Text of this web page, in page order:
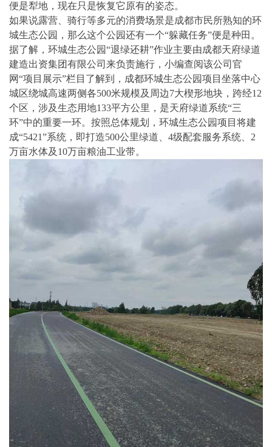
便是犁地，现在只是恢复它原有的姿态。
如果说露营、骑行等多元的消费场景是成都市民所熟知的环
城生态公园，那么这个公园还有一个“躲藏任务”便是种田。
据了解，环城生态公园“退绿还耕”作业主要由成都天府绿道
建造出资集团有限公司来负责施行，小编查阅该公司官
网“项目展示”栏目了解到，成都环城生态公园项目坐落中心
城区绕城高速两侧各500米规模及周边7大楔形地块，跨经12
个区，涉及生态用地133平方公里，是天府绿道系统“三
环”中的重要一环。按照总体规划，环城生态公园项目将建
成“5421”系统，即打造500公里绿道、4级配套服务系统、2
万亩水体及10万亩粮油工业带。